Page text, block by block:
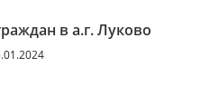
в а.г. Луково